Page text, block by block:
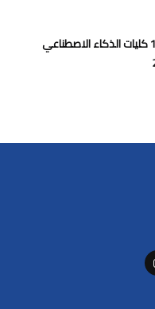
دليل شامل لافضل 10 كليات الذكاء الاصطناعي